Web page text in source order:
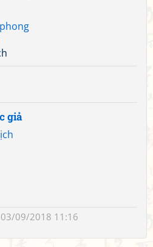
giả
09/2018 11:16